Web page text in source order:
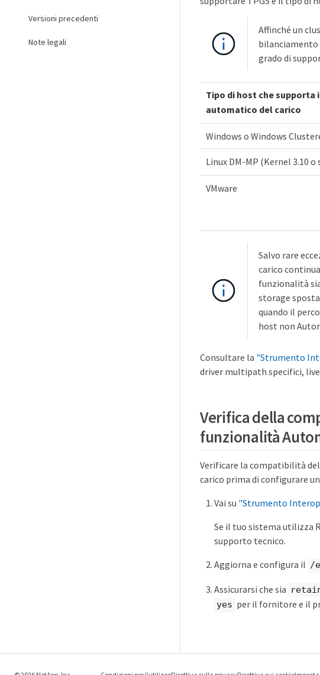
Versioni precedenti
Note legali
Affinché un
bilanciamento
grado di
Tipo di host che supporta
automatico del carico
Windows o Windows
Linux DM-MP (Kernel 3.10 o
VMware
Salvo rare
carico
funzionalità
storage
quando il
host non
Consultare la "Strumento
driver multipath specifici,
Verifica della
funzionalità
Verificare la compatibilità
carico prima di configurare
Vai su "Strumento
Se il tuo sistema utilizza
supporto tecnico.
Aggiorna e configura il /
Assicurarsi che sia
yes per il fornitore e il